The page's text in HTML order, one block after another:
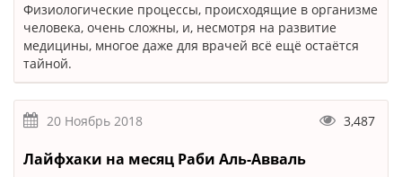
Физиологические процессы, происходящие в организме
человека, очень сложны, и, несмотря на развитие
медицины, многое даже для врачей всё ещё остаётся
тайной.
20 Ноябрь 2018 3,487
Лайфхаки на месяц Раби Аль-Авваль